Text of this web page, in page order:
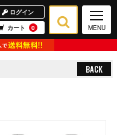
ログイン
カート
0 MENU
BACK